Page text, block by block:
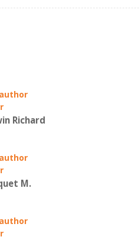
Richard
M.